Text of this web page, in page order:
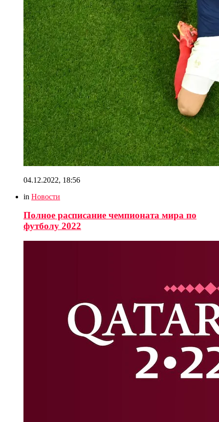
04.12.2022, 18:56
in Новости
Полное расписание чемпионата мира по
футболу 2022